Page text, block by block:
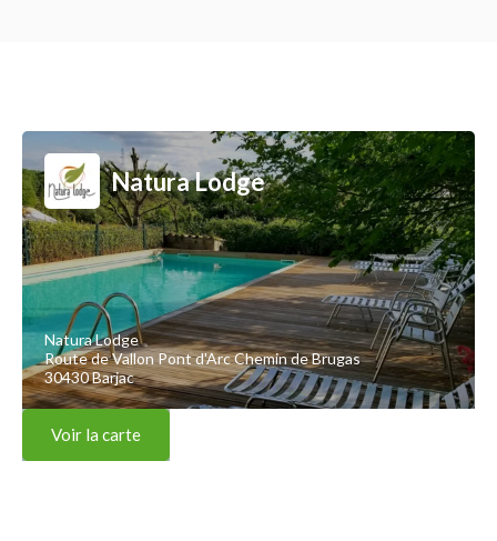
Natura Lodge
Natura Lodge
Route de Vallon Pont d'Arc Chemin de Brugas
30430 Barjac
Voir la carte